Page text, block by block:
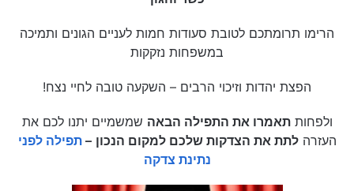
הרימו תרומתכם לטובת סעודות חמות לעניים הגונים ותמיכה
במשפחות נזקקות
הפצת יהדות וזיכוי הרבים – השקעה טובה לחיי נצח!
ולפחותתאמרו את התפילה הבאה שמשמיים יתנו לכם את
העזרהלתת את הצדקות שלכם למקום הנכון –תפילה לפני
נתינת צדקה